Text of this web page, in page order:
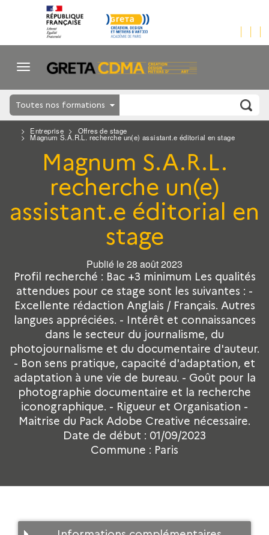
Toutes nos formations
Magnum S.A.R.L.
recherche un(e)
assistant.e éditorial en
stage
Publié le 28 août 2023
Profil recherché : Bac +3 minimum Les qualités
attendues pour ce stage sont les suivantes : -
Excellente rédaction Anglais / Français. Autres
langues appréciées. - Intérêt et connaissances
dans le secteur du journalisme, du
photojournalisme et du documentaire d'auteur.
- Bon sens pratique, capacité d'adaptation, et
adaptation à une vie de bureau. - Goût pour la
photographie documentaire et la recherche
iconographique. - Rigueur et Organisation -
Maitrise du Pack Adobe Creative nécessaire.
Date de début : 01/09/2023
Commune : Paris
Entreprise Offres de stage
Magnum S.A.R.L. recherche un(e) assistant.e éditorial en stage